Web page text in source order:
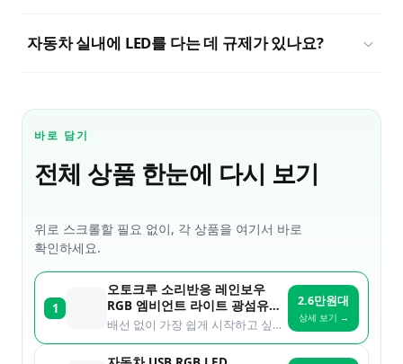
자동차 실내에 LED를 다는 데 규제가 있나요?
바로 담기
전체 상품 한눈에 다시 보기
위로 스크롤할 필요 없이, 각 상품을 여기서 바로
확인하세요.
1
오토크루 소리반응 레인보우
RGB 엠비언트 라이트 광섬유
무드등 시거잭 3m AC-L01
배선 없이 가장 쉽게 시작하고 싶은 사람
2.6만원대
상세 보기 →